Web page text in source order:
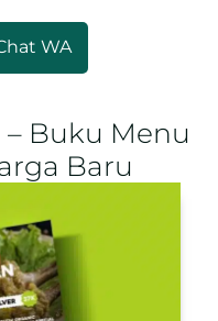
WA
Buku Menu
Baru